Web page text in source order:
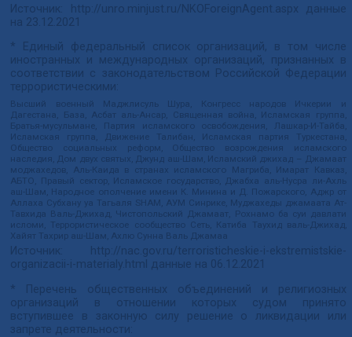
Источник: http://unro.minjust.ru/NKOForeignAgent.aspx данные
на 23.12.2021
* Единый федеральный список организаций, в том числе
иностранных и международных организаций, признанных в
соответствии с законодательством Российской Федерации
террористическими:
Высший военный Маджлисуль Шура, Конгресс народов Ичкерии и
Дагестана, База, Асбат аль-Ансар, Священная война, Исламская группа,
Братья-мусульмане, Партия исламского освобождения, Лашкар-И-Тайба,
Исламская группа, Движение Талибан, Исламская партия Туркестана,
Общество социальных реформ, Общество возрождения исламского
наследия, Дом двух святых, Джунд аш-Шам, Исламский джихад – Джамаат
моджахедов, Аль-Каида в странах исламского Магриба, Имарат Кавказ,
АБТО, Правый сектор, Исламское государство, Джабха аль-Нусра ли-Ахль
аш-Шам, Народное ополчение имени К. Минина и Д. Пожарского, Аджр от
Аллаха Субхану уа Тагьаля SHAM, АУМ Синрике, Муджахеды джамаата Ат-
Тавхида Валь-Джихад, Чистопольский Джамаат, Рохнамо ба суи давлати
исломи, Террористическое сообщество Сеть, Катиба Таухид валь-Джихад,
Хайят Тахрир аш-Шам, Ахлю Сунна Валь Джамаа
Источник:
http://nac.gov.ru/terroristicheskie-i-ekstremistskie-
organizacii-i-materialy.html данные на 06.12.2021
* Перечень общественных объединений и религиозных
организаций в отношении которых судом принято
вступившее в законную силу решение о ликвидации или
запрете деятельности: